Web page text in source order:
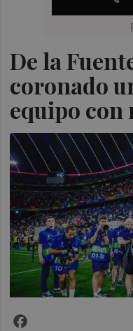
De la
coronado
equipo con